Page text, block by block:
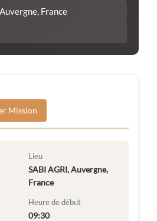
France
Mission
Lieu
SABI AGRI, Auvergne,
France
Heure de début
09:30